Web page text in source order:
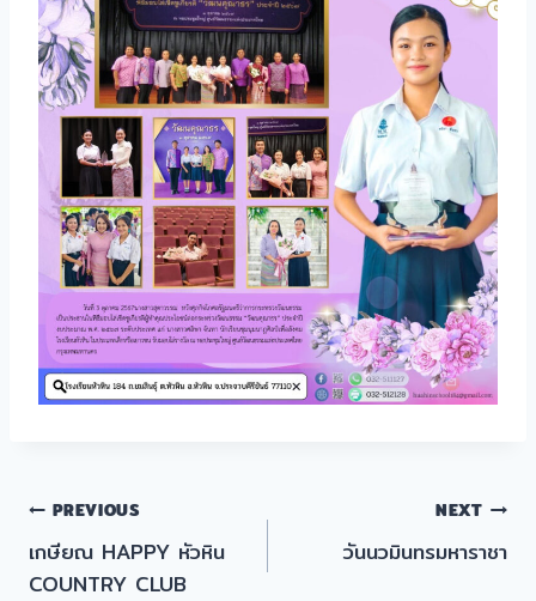
แนะแนว
เรื่อง
PREVIOUS
เกษียณ HAPPY หัวหิน
COUNTRY CLUB
NEXT
วันนวมินทรมหาราชา